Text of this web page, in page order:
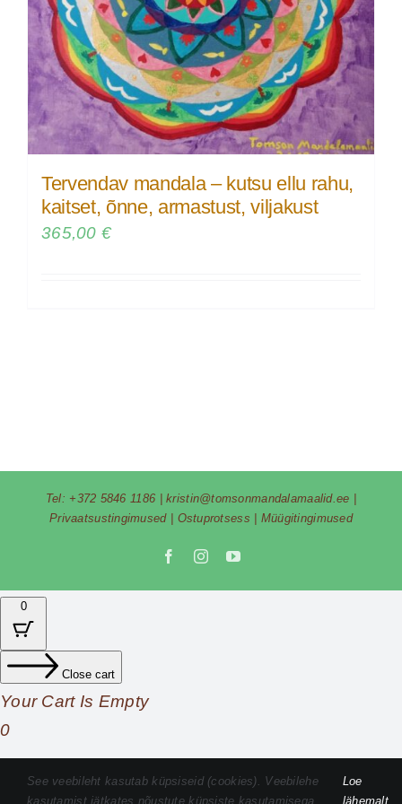
Tervendav mandala – kutsu ellu rahu,
kaitset, õnne, armastust, viljakust
365,00 €
Tel: +372 5846 1186 |kristin@tomsonmandalamaalid.ee |
Privaatsustingimused| Ostuprotsess | Müügitingimused
FacebookInstagramYouTube
0
Close cart
Your Cart Is Empty
0
Check out our shop to see what's available
See veebileht kasutab küpsiseid (cookies). Veebilehe
kasutamist jätkates nõustute küpsiste kasutamisega.
Loe
lähemalt